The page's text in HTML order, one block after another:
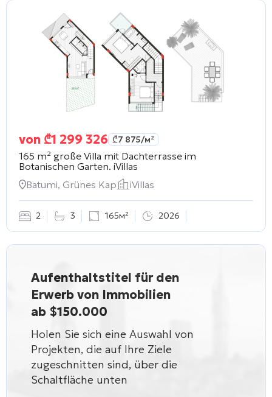
von ₾1 299 326 ₾7 875/м²
165 m² große Villa mit Dachterrasse im
Botanischen Garten. iVillas
Batumi, Grünes Kap
iVillas
2 3 165м² 2026
Aufenthaltstitel für den
Erwerb von Immobilien
ab $150.000
Holen Sie sich eine Auswahl von
Projekten, die auf Ihre Ziele
zugeschnitten sind, über die
Schaltfläche unten